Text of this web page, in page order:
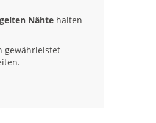
Nähte halten
gewährleistet